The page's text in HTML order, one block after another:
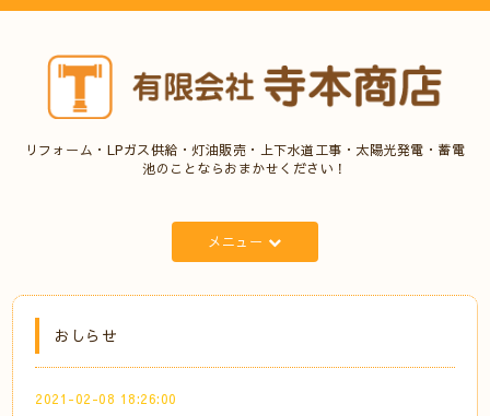
リフォーム・LPガス供給・灯油販売・上下水道工事・太陽光発電・蓄電
池のことならおまかせください！
メニュー
おしらせ
2021-02-08 18:26:00